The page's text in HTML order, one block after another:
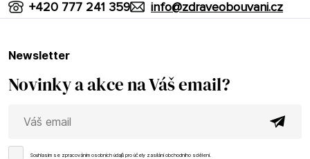
info@zdraveobouvani.cz
+420 777 241 359
newsletter
Novinky a akce na Váš email?
Souhlasím se zpracováním osobních údajů pro účely zasílání obchodního sdělení.